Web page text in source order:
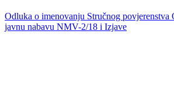
Odluka o imenovanju Stručnog povjerenstva
javnu nabavu NMV-2/18 i Izjave